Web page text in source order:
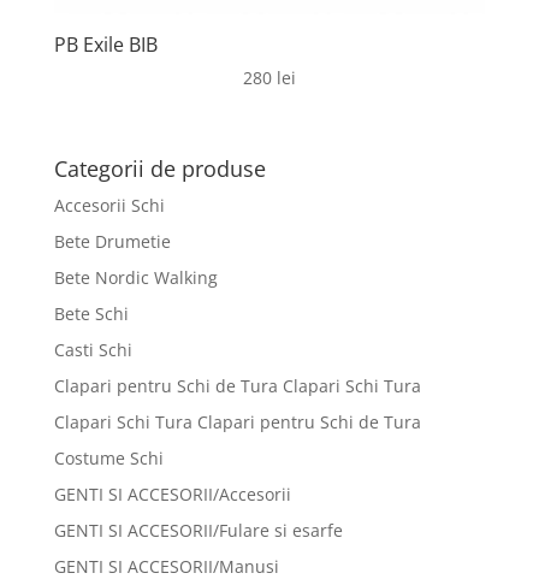
PB Exile BIB
280 lei
Categorii de produse
Accesorii Schi
Bete Drumetie
Bete Nordic Walking
Bete Schi
Casti Schi
Clapari pentru Schi de Tura Clapari Schi Tura
Clapari Schi Tura Clapari pentru Schi de Tura
Costume Schi
GENTI SI ACCESORII/Accesorii
GENTI SI ACCESORII/Fulare si esarfe
GENTI SI ACCESORII/Manusi